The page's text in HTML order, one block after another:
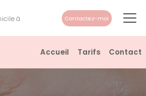
Accueil Tarifs Contact
Contactez-moi